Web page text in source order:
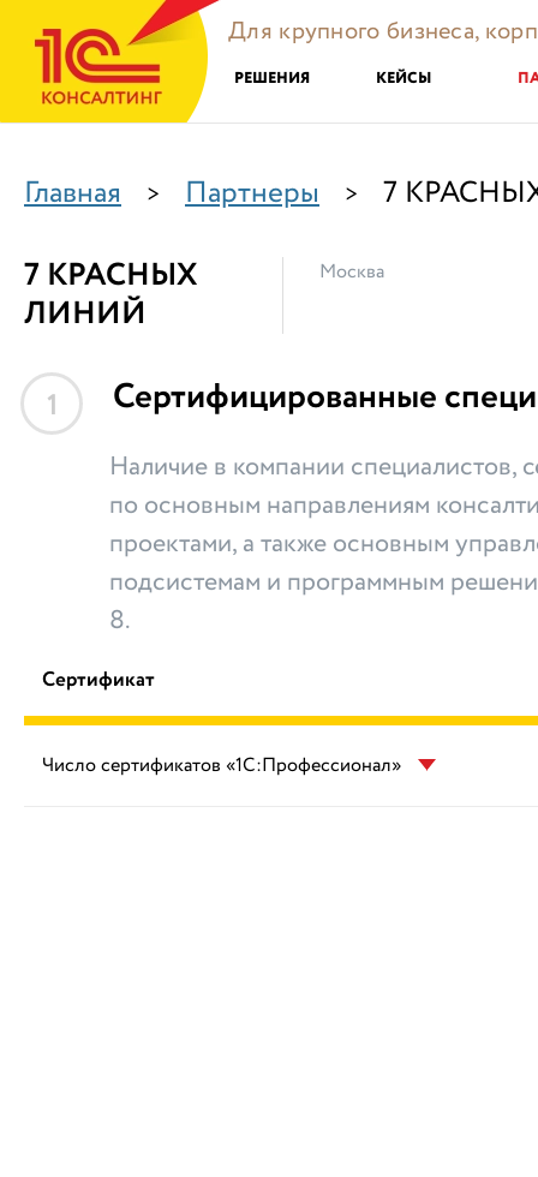
Для крупного бизнеса,
РЕШЕНИЯ КЕЙСЫ
Главная > Партнеры > 7
7 КРАСНЫХ
ЛИНИЙ
Москва
1 Сертифицированные
Наличие в компании специалистов,
по основным направлениям
проектами, а также основным
подсистемам и программным
8.
Сертификат
Число сертификатов «1С:Профессионал»